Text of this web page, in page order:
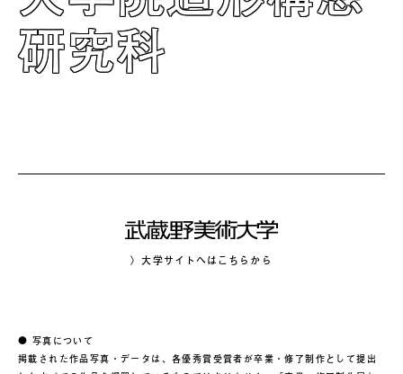
研究科
〉大学サイトへはこちらから
● 写真について
掲載された作品写真・データは、各優秀賞受賞者が卒業・修了制作として提出